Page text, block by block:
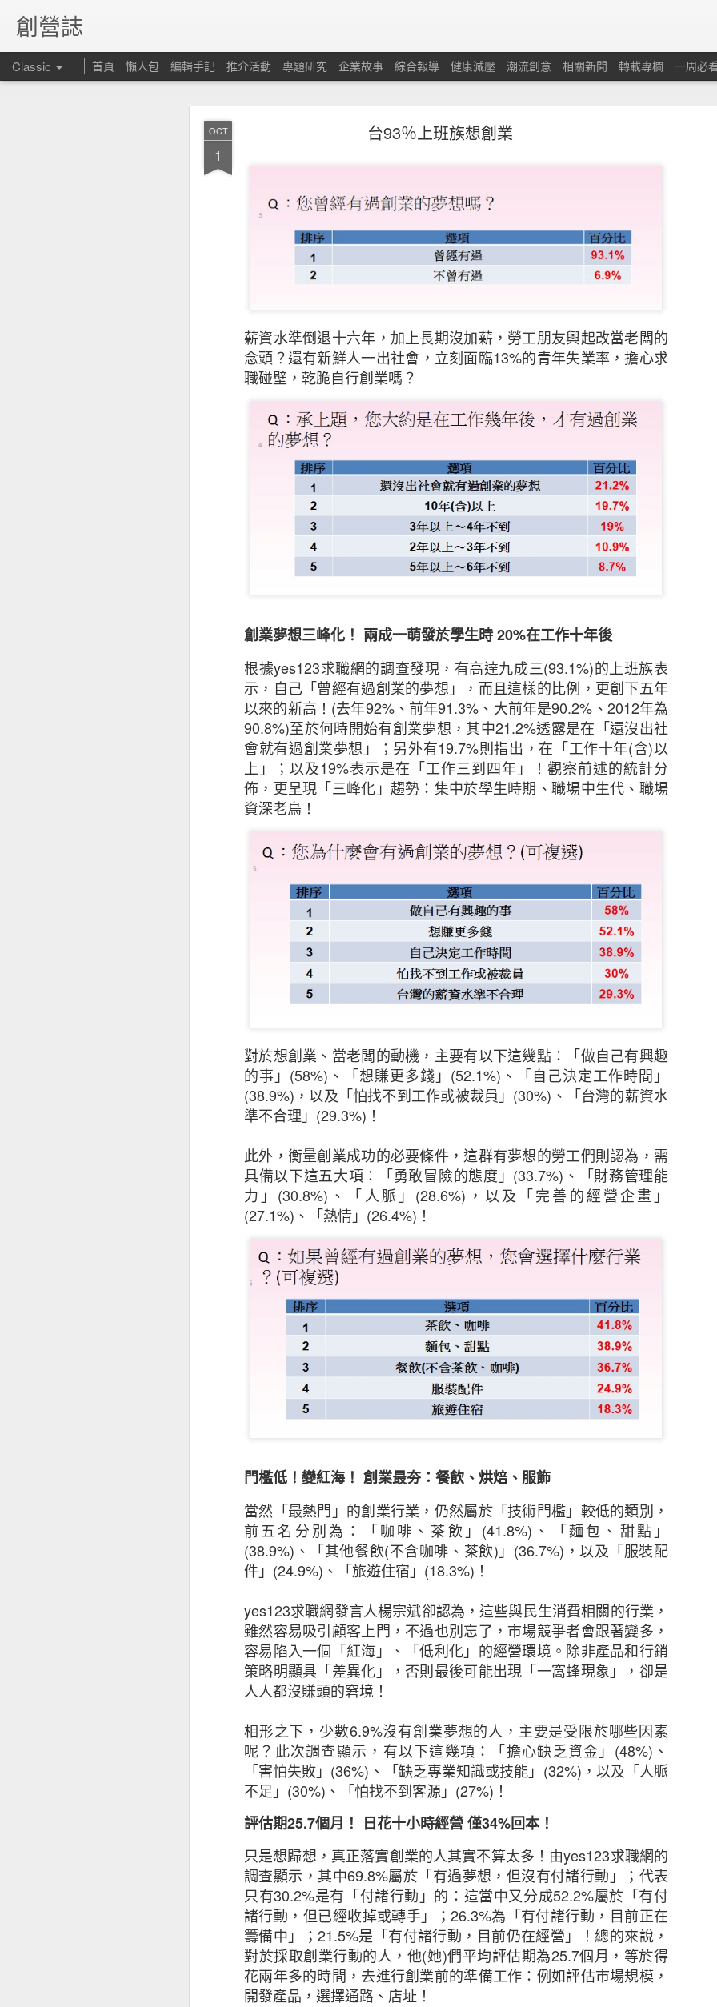
OCT
1
台93％上班族想創業
薪資水準倒退十六年，加上長期沒加薪，勞工朋友興起改當老闆的
念頭？還有新鮮人一出社會，立刻面臨13%的青年失業率，擔心求
職碰壁，乾脆自行創業嗎？
創業夢想三峰化！ 兩成一萌發於學生時20%在工作十年後
根據yes123求職網的調查發現，有高達九成三(93.1%)的上班族表
示，自己「曾經有過創業的夢想」，而且這樣的比例，更創下五年
以來的新高！ (去年92%、前年91.3% 、大前年是90.2% 、 2012年為
90.8%)至於何時開始有創業夢想，其中21.2%透露是在「還沒出社
會就有過創業夢想」；另外有19.7%則指出，在「工作十年(含)以
上」；以及19%表示是在「工作三到四年」！觀察前述的統計分
佈，更呈現「三峰化」趨勢：集中於學生時期、職場中生代、職場
資深老鳥！
對於想創業、當老闆的動機，主要有以下這幾點：「做自己有興趣
的事」 (58%) 、「想賺更多錢」 (52.1%) 、「自己決定工作時間」
(38.9%) ，以及「怕找不到工作或被裁員」 (30%) 、「台灣的薪資水
準不合理」 (29.3%) ！
此外，衡量創業成功的必要條件，這群有夢想的勞工們則認為，需
具備以下這五大項：「勇敢冒險的態度」 (33.7%) 、「財務管理能
力」 (30.8%) 、「人脈」 (28.6%) ，以及「完善的經營企畫」
(27.1%) 、「熱情」 (26.4%) ！
門檻低！變紅海！ 創業最夯：餐飲、烘焙、服飾
當然「最熱門」的創業行業，仍然屬於「技術門檻」較低的類別，
前五名分別為：「咖啡、茶飲」 (41.8%) 、「麵包、甜點」
(38.9%) 、「其他餐飲(不含咖啡、茶飲) 」 (36.7%) ，以及「服裝配
件」 (24.9%) 、「旅遊住宿」 (18.3%) ！
yes123求職網發言人楊宗斌卻認為，這些與民生消費相關的行業，
雖然容易吸引顧客上門，不過也別忘了，市場競爭者會跟著變多，
容易陷入一個「紅海」、「低利化」的經營環境。除非產品和行銷
策略明顯具「差異化」，否則最後可能出現「一窩蜂現象」，卻是
人人都沒賺頭的窘境！
相形之下，少數6.9%沒有創業夢想的人，主要是受限於哪些因素
呢？此次調查顯示，有以下這幾項：「擔心缺乏資金」 (48%) 、
「害怕失敗」 (36%) 、「缺乏專業知識或技能」 (32%) ，以及「人脈
不足」 (30%) 、「怕找不到客源」 (27%) ！
評估期25.7個月！ 日花十小時經營僅34%回本！
只是想歸想，真正落實創業的人其實不算太多！由yes123求職網的
調查顯示，其中69.8%屬於「有過夢想，但沒有付諸行動」；代表
只有30.2%是有「付諸行動」的：這當中又分成52.2%屬於「有付
諸行動，但已經收掉或轉手」； 26.3%為「有付諸行動，目前正在
籌備中」； 21.5%是「有付諸行動，目前仍在經營」！總的來說，
對於採取創業行動的人，他(她)們平均評估期為25.7個月，等於得
花兩年多的時間，去進行創業前的準備工作：例如評估市場規模，
開發產品，選擇通路、店址！
創營誌
Classic 首頁 懶人包 編輯手記 推介活動 專題研究 企業故事 綜合報導 健康減壓 潮流創意 相關新聞 轉載專欄 一周必
昆士蘭保險調查：本港中小企對商業及經濟前景重拾信心
但仍憂慮經濟有可能下滑及在獲取新客戶和控制業務成本方面
是次發表的中小企調查顯示，近五分之二（39%）的香港中小企表示過去
下滑，並曾憂慮經濟前景將更趨悲觀，持相反看法的受訪者則有三分之一
被問及未來12個月的前景時，接近一半（47%）的中小企預計其業務的銷
為經濟前景正面。
儘管對前景持樂觀態度，但不少中小企表示憂慮香港及其他市場的經濟有
影響其業務表現（38%），該比例較2021年大幅上升8個百分點。他們認
徵狀是：投資者和消費者信心下跌、全球通脹上升以及本港客戶需求下降
能性外，中小企亦擔心在保留現有客戶及獲取新客戶時面對的困難（37%
值得注意的是，越來越多中小企憂慮董事被指控參與不當行為而須承擔
2020年的18%逐漸上升至是次調查顯示的26%，其中一個潛在原因是監管要
基於上述的憂慮，中小企預計在未來12個月將增加在僱員培訓、僱員人數
面的開支，同時繼續全力控制成本。
中小企正重新考慮增加海外業務
接近半數（47%）中小企仍計劃在未來一至兩年擴大海外業務，再次反映
取新客戶方面的擔憂。雖然中小企擁有進取的拓展計劃，但他們對跨國保
37% ，較2021年的43%為低。其中，大型中小企以及已經國際化並有意進
小企對跨國保險的認識最多。至於只有本地業務的受訪中小企中，14%
昆士蘭保險北亞地區行政總裁及亞洲區區域分銷主管于蕾表示：「雖然部
能出現負面因素，但他們似乎對明年持審慎樂觀態度，並希望在本港和海
要考慮不斷演變的當地法律、市場慣例和保險規定，以至及稅務規例、
等，企業要在不同市場妥善處理和安排保險並非易事。然而，他們對成本
其忽視保險作為風險管理工具的價值。」
只有少數中小企有就其關注的業務風險購買相關保險
本港中小企最關注的業務風險仍然是業務中斷導致收入減少（75%）、核
及設備故障（69%）。雖然中小企對這些事件的憂慮在過去三年不斷增加
16%和18%持有相關保險以應對以上情況。
于蕾表示：「就業務連續性進行規劃對於中小企而言至關重要，這種規劃
信，適切的保障可以令中小企放心並有信心地專注其業務。我們隨時為
中小企調查由昆士蘭保險香港委託於2022年10月進行，訪問來自不同行業合
※ 以上內容資料只供參考之用，如果以上內容有任何出錯，請即與
若是您反對使用，我們會儘速移除相關內容以尊重版權人的意
於15th February 2023由創營誌發佈
提供有效贏取網上顧客心的電商策略六大秘訣